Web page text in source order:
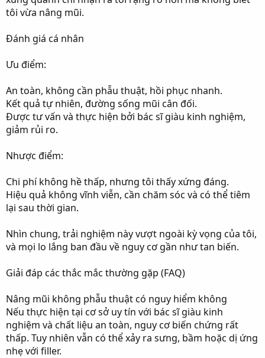
tôi vừa nâng mũi.
Đánh giá cá nhân
Ưu điểm:
An toàn, không cần phẫu thuật, hồi phục nhanh.
Kết quả tự nhiên, đường sống mũi cân đối.
Được tư vấn và thực hiện bởi bác sĩ giàu kinh nghiệm,
giảm rủi ro.
Nhược điểm:
Chi phí không hề thấp, nhưng tôi thấy xứng đáng.
Hiệu quả không vĩnh viễn, cần chăm sóc và có thể tiêm
lại sau thời gian.
Nhìn chung, trải nghiệm này vượt ngoài kỳ vọng của tôi,
và mọi lo lắng ban đầu về nguy cơ gần như tan biến.
Giải đáp các thắc mắc thường gặp (FAQ)
Nâng mũi không phẫu thuật có nguy hiểm không
Nếu thực hiện tại cơ sở uy tín với bác sĩ giàu kinh
nghiệm và chất liệu an toàn, nguy cơ biến chứng rất
thấp. Tuy nhiên vẫn có thể xảy ra sưng, bầm hoặc dị ứng
nhẹ với filler.